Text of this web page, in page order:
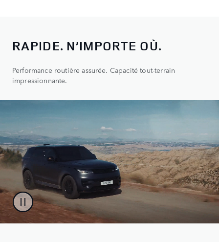
RAPIDE. N’IMPORTE OÙ.
Performance routière assurée. Capacité tout-terrain
impressionnante.